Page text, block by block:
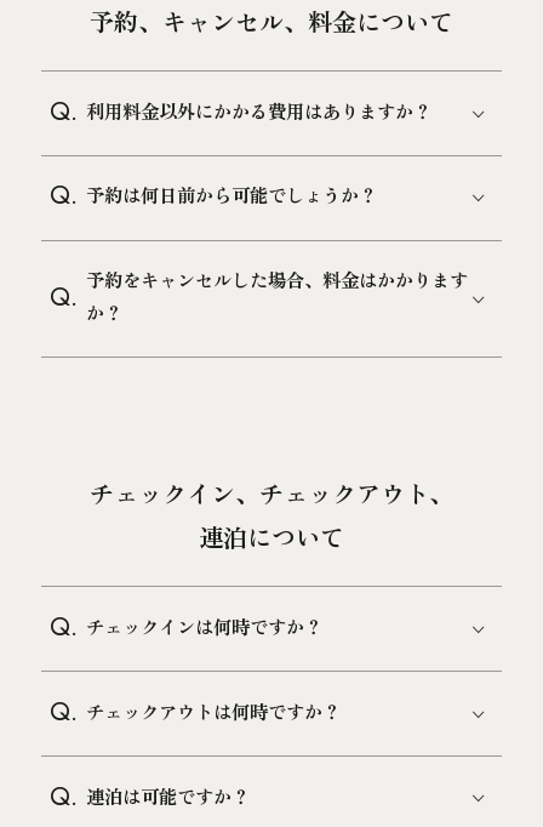
予約、キャンセル、料金について
Q. 利用料金以外にかかる費用はありますか？
Q. 予約は何日前から可能でしょうか？
Q. 予約をキャンセルした場合、料金はかかります
か？
チェックイン、チェックアウト、
連泊について
Q. チェックインは何時ですか？
Q. チェックアウトは何時ですか？
Q. 連泊は可能ですか？
サイトポリシー
プライバシーポリシー
葵 HOTEL KYOTOのプラン一覧
予約確認
予約キャンセル